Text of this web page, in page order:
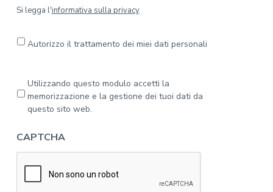
S
e
l
f
o
Si legga l'informativa sulla privacy
Autorizzo il trattamento dei miei dati personali
r
c
y
*
Utilizzando questo modulo accetti la
memorizzazione e la gestione dei tuoi dati da
questo sito web.
CAPTCHA